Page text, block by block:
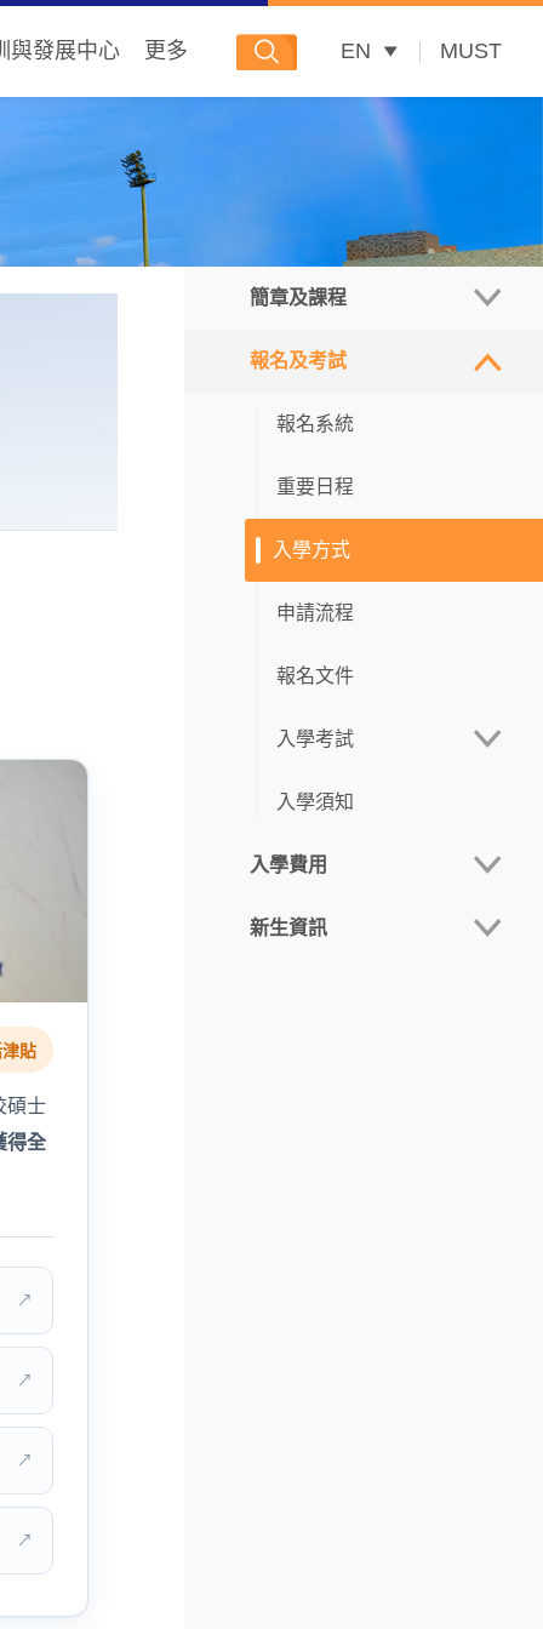
與發展中心 更多 EN MUST
貼
碩士
得全
簡章及課程
招生簡章
碩士課程
博士課程
招生活動
線上宣講
現場諮詢會
宣講會
招生短片
最新消息
報名及考試
報名系統
重要日程
入學方式
申請流程
報名文件
入學考試
考試指引
考試大綱（碩士）
考試大綱（博士）
入學須知
入學費用
學費
新生資訊